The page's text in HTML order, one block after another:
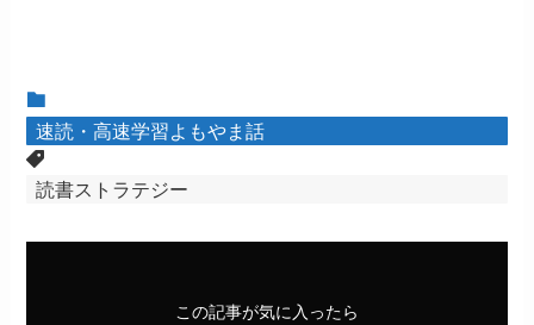
速読・高速学習よもやま話
読書ストラテジー
この記事が気に入ったら